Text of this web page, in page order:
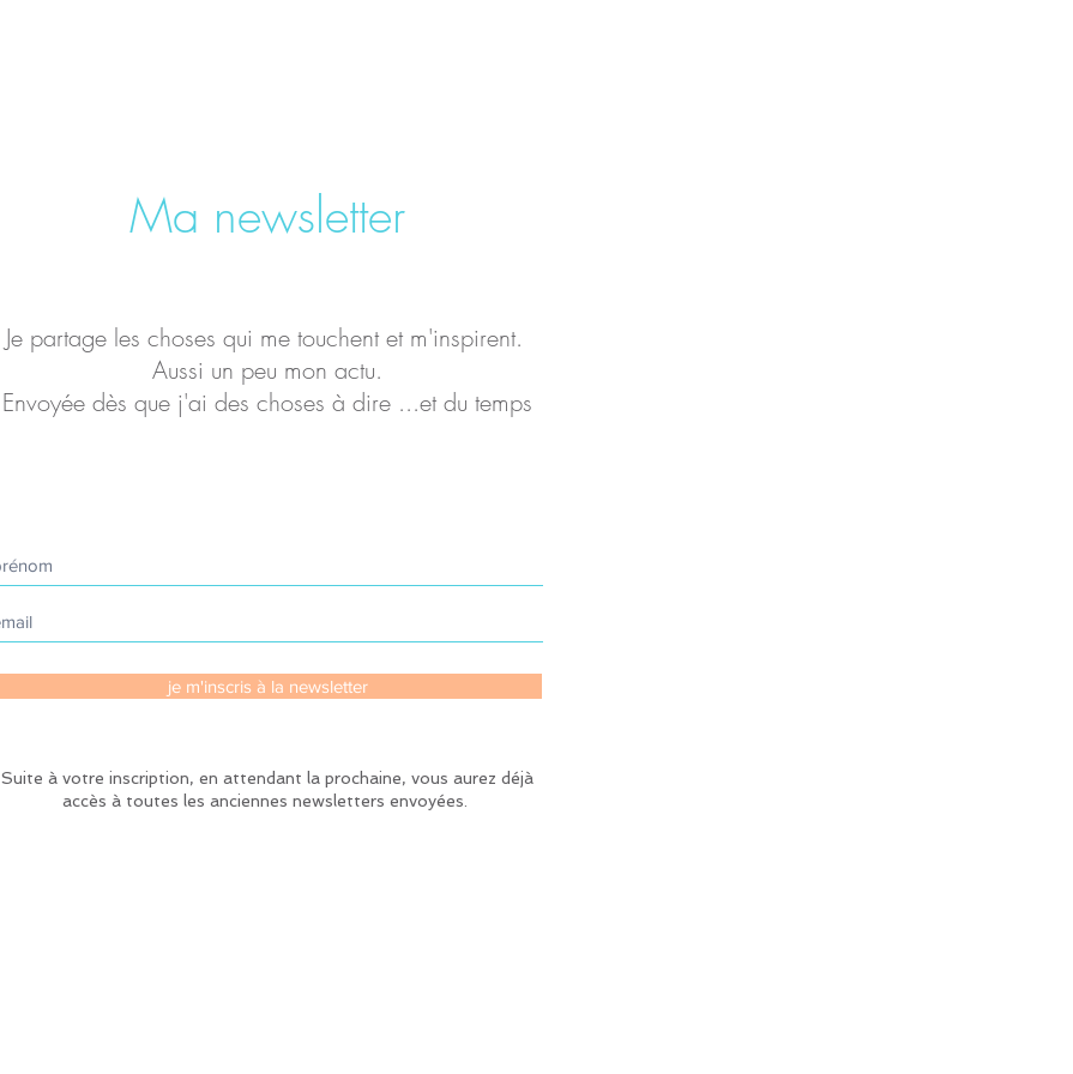
Ma newsletter
Je partage les choses qui me touchent et m'inspirent.
Aussi un peu mon actu.
Envoyée dès que j'ai des choses à dire ...et du temps
je m'inscris à la newsletter
Suite à votre inscription, en attendant la prochaine, vous aurez déjà
accès à toutes les anciennes newsletters envoyées.